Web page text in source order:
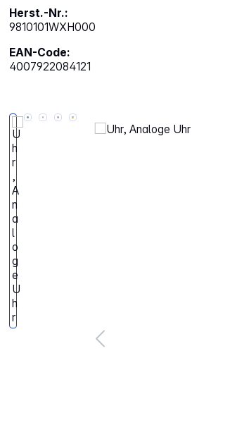
Herst.-Nr.:
9810101WXH000
EAN-Code:
4007922084121
Bildergalerie überspringen